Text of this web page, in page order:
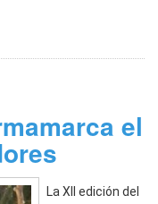
el
La XII edición del